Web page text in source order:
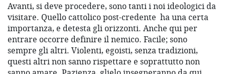
Avanti, si deve procedere, sono tanti i noi ideologici da
visitare. Quello cattolico post-credente ha una certa
importanza, e detesta gli orizzonti. Anche qui per
entrare occorre definire il nemico. Facile; sono
sempre gli altri. Violenti, egoisti, senza tradizioni,
questi altri non sanno rispettare e soprattutto non